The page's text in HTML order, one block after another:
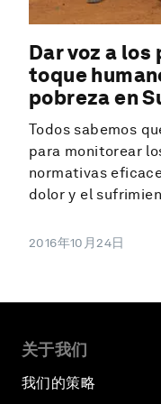
Dar voz a los
toque
pobreza en
Todos sabemos
para monitorear
normativas
dolor y el
2016年10月24日
关于我们
我们的策略